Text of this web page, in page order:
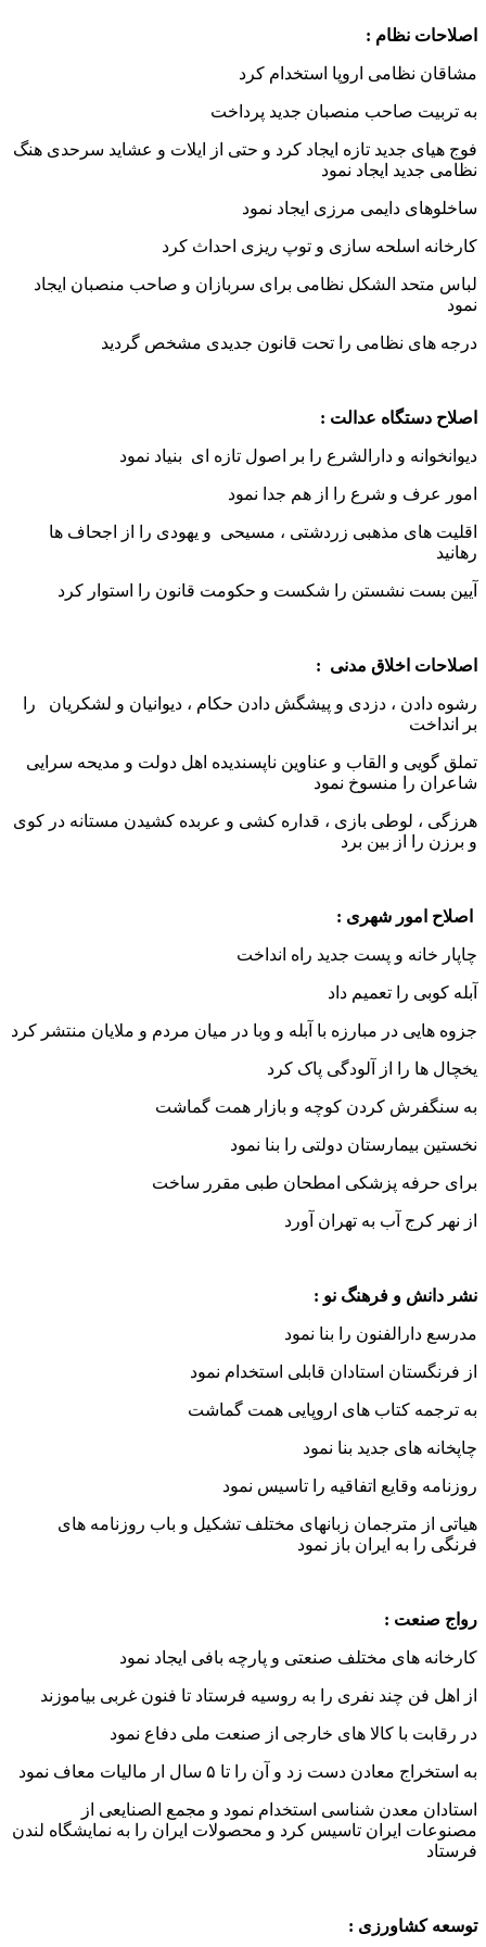
اصلاحات نظام :
مشاقان نظامی اروپا استخدام کرد
به تربیت صاحب منصبان جدید پرداخت
فوج هیای جدید تازه ایجاد کرد و حتی از ایلات و عشاید سرحدی هنگ
نظامی جدید ایجاد نمود
ساخلوهای دایمی مرزی ایجاد نمود
کارخانه اسلحه سازی و توپ ریزی احداث کرد
لباس متحد الشکل نظامی برای سربازان و صاحب منصبان ایجاد
نمود
درجه های نظامی را تحت قانون جدیدی مشخص گردید
اصلاح دستگاه عدالت :
دیوانخوانه و دارالشرع را بر اصول تازه ای بنیاد نمود
امور عرف و شرع را از هم جدا نمود
اقلیت های مذهبی زردشتی ، مسیحی و یهودی را از اجحاف ها
رهانید
آیین بست نشستن را شکست و حکومت قانون را استوار کرد
اصلاحات اخلاق مدنی :
رشوه دادن ، دزدی و پیشگش دادن حکام ، دیوانیان و لشکریان را
بر انداخت
تملق گویی و القاب و عناوین ناپسندیده اهل دولت و مدیحه سرایی
شاعران را منسوخ نمود
هرزگی ، لوطی بازی ، قداره کشی و عربده کشیدن مستانه در کوی
و برزن را از بین برد
اصلاح امور شهری :
چاپار خانه و پست جدید راه انداخت
آبله کوبی را تعمیم داد
جزوه هایی در مبارزه با آبله و وبا در میان مردم و ملایان منتشر کرد
یخچال ها را از آلودگی پاک کرد
به سنگفرش کردن کوچه و بازار همت گماشت
نخستین بیمارستان دولتی را بنا نمود
برای حرفه پزشکی امطحان طبی مقرر ساخت
از نهر کرج آب به تهران آورد
نشر دانش و فرهنگ نو :
مدرسع دارالفنون را بنا نمود
از فرنگستان استادان قابلی استخدام نمود
به ترجمه کتاب های اروپایی همت گماشت
چاپخانه های جدید بنا نمود
روزنامه وقایع اتفاقیه را تاسیس نمود
هیاتی از مترجمان زبانهای مختلف تشکیل و باب روزنامه های
فرنگی را به ایران باز نمود
رواج صنعت :
کارخانه های مختلف صنعتی و پارچه بافی ایجاد نمود
از اهل فن چند نفری را به روسیه فرستاد تا فنون غربی بیاموزند
در رقابت با کالا های خارجی از صنعت ملی دفاع نمود
به استخراج معادن دست زد و آن را تا ۵ سال ار مالیات معاف نمود
استادان معدن شناسی استخدام نمود و مجمع الصنایعی از
مصنوعات ایران تاسیس کرد و محصولات ایران را به نمایشگاه لندن
فرستاد
توسعه کشاورزی :